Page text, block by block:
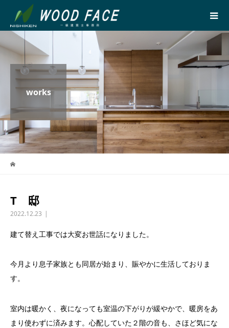
works
T 邸
2022.12.23
建て替え工事では大変お世話になりました。
今月より息子家族とも同居が始まり、賑やかに生活しておりま
す。
室内は暖かく、夜になっても室温の下がりが緩やかで、暖房をあ
まり使わずに済みます。心配していた２階の音も、さほど気にな